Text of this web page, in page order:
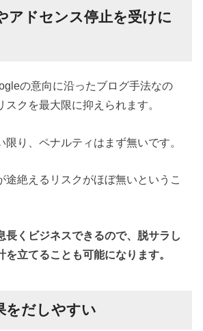
アドセンス停止を受けに
の意向に沿ったブログ手法なの
スクを最大限に抑えられます。
限り、ペナルティはまず無いです。
途絶えるリスクがほぼ無いというこ
長くビジネスできるので、脱サラし
を立てることも可能になります。
をだしやすい